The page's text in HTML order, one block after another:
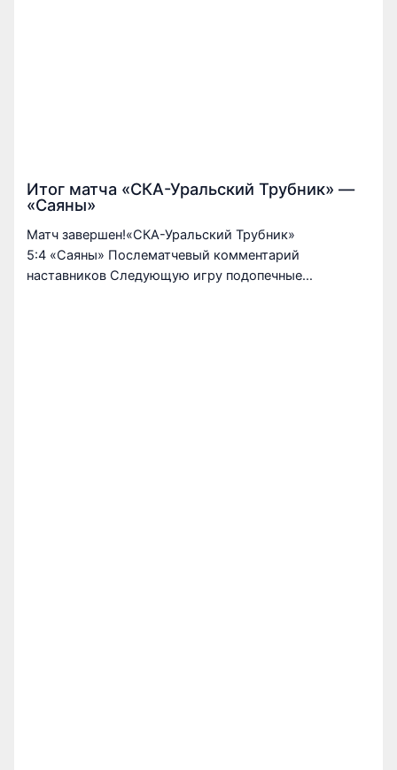
Итог матча «СКА-Уральский Трубник» —
«Саяны»
Матч завершен!«СКА-Уральский Трубник»
5:4 «Саяны» Послематчевый комментарий
наставников Следующую игру подопечные…